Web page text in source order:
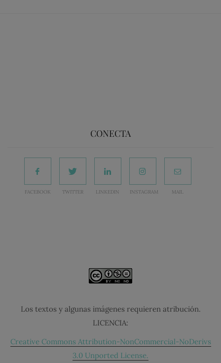
CONECTA
FACEBOOK TWITTER LINKEDIN INSTAGRAM MAIL
Los textos y algunas imágenes requieren atribución.
LICENCIA:
Creative Commons Attribution-NonCommercial-NoDerivs
3.0 Unported License.